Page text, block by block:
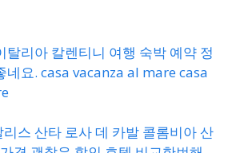
탈리아 칼렌티니 여행 숙박 예약 정
네요. casa vacanza al mare casa
스 산타 로사 데 카발 콜롬비아 산